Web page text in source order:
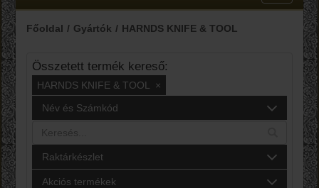
Főoldal
Gyártók HARNDS KNIFE & TOOL
Összetett termék kereső:
HARNDS KNIFE & TOOL
×
Név és Számkód
Raktárkészlet
Akciós termékek